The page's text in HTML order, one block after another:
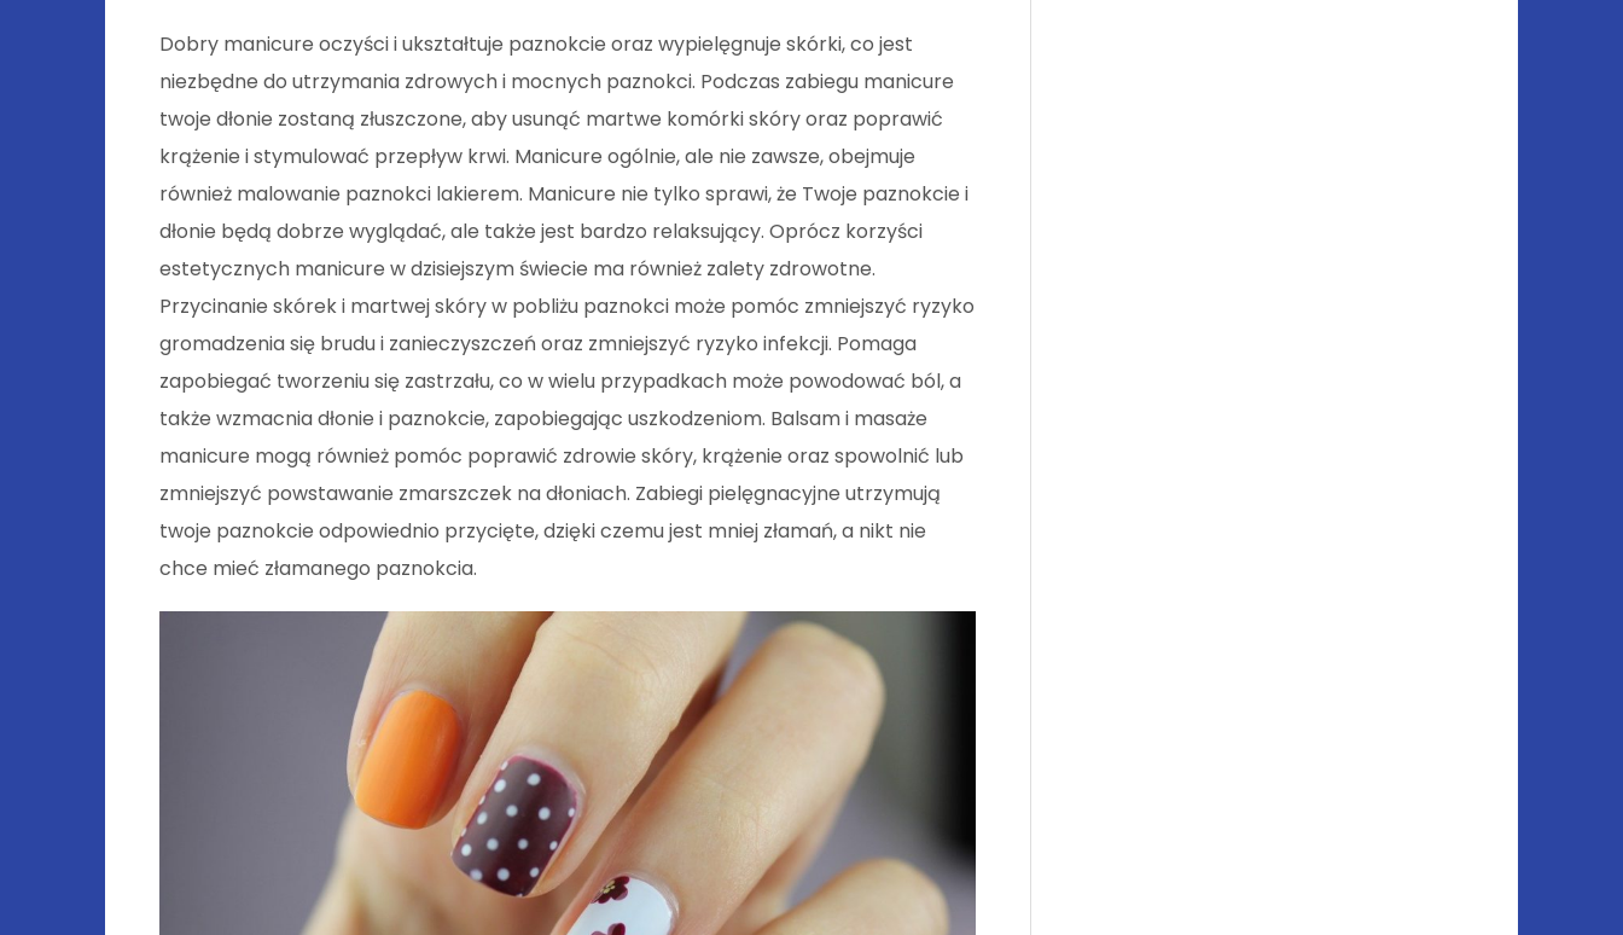
Dobry manicure oczyści i ukształtuje paznokcie oraz wypielęgnuje skórki, co jest
niezbędne do utrzymania zdrowych i mocnych paznokci. Podczas zabiegu manicure
twoje dłonie zostaną złuszczone, aby usunąć martwe komórki skóry oraz poprawić
krążenie i stymulować przepływ krwi. Manicure ogólnie, ale nie zawsze, obejmuje
również malowanie paznokci lakierem. Manicure nie tylko sprawi, że Twoje paznokcie i
dłonie będą dobrze wyglądać, ale także jest bardzo relaksujący. Oprócz korzyści
estetycznych manicure w dzisiejszym świecie ma również zalety zdrowotne.
Przycinanie skórek i martwej skóry w pobliżu paznokci może pomóc zmniejszyć ryzyko
gromadzenia się brudu i zanieczyszczeń oraz zmniejszyć ryzyko infekcji. Pomaga
zapobiegać tworzeniu się zastrzału, co w wielu przypadkach może powodować ból, a
także wzmacnia dłonie i paznokcie, zapobiegając uszkodzeniom. Balsam i masaże
manicure mogą również pomóc poprawić zdrowie skóry, krążenie oraz spowolnić lub
zmniejszyć powstawanie zmarszczek na dłoniach. Zabiegi pielęgnacyjne utrzymują
twoje paznokcie odpowiednio przycięte, dzięki czemu jest mniej złamań, a nikt nie
chce mieć złamanego paznokcia.